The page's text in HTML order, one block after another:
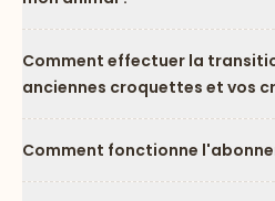
Comment effectuer la
anciennes croquettes et vos
Comment fonctionne